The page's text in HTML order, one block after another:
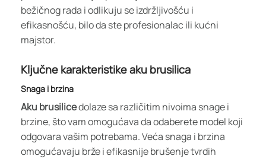
bežičnog rada i odlikuju se izdržljivošću i
efikasnošću, bilo da ste profesionalac ili kućni
majstor.
Ključne karakteristike aku brusilica
Snaga i brzina
Aku brusilicedolaze sa različitim nivoima snage i
brzine, što vam omogućava da odaberete model koji
odgovara vašim potrebama. Veća snaga i brzina
omogućavaju brže i efikasnije brušenje tvrdih